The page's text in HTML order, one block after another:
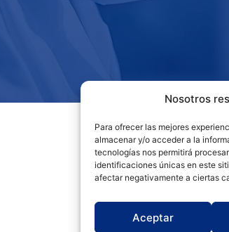
Nosotros
Para ofrecer las mejores
almacenar y/o acceder a la
tecnologías nos permitirá
identificaciones únicas en este
afectar negativamente a ciertas
Aceptar